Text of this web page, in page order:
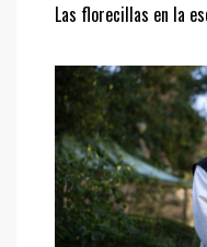
Las florecillas en la